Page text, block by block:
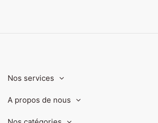
Nos services
A propos de nous